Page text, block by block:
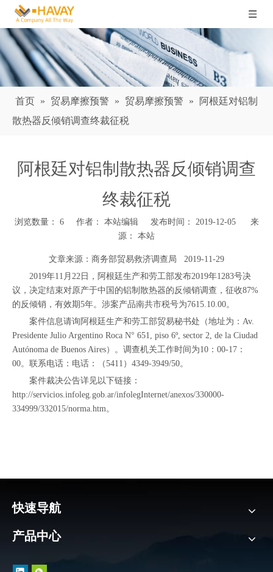
首页 » 贸易摩擦预警 » 贸易摩擦预警 »
阿根廷对铝制
散热器反倾销调查终裁征税
阿根廷对铝制散热器反倾销调查
终裁征税
浏览数量： 6作者： 本站编辑 发布时间： 2019-12-05 来
源： 本站
["wechat","weibo","qzone","douban","email"]
文章来源： 商务部贸易救济调查局 2019-11-29
2019年11月22日，阿根廷生产和劳工部发布2019年1283号决
议，决定结束对原产于中国的铝制散热器的反倾销调查，征收87%
的反倾销，有效期5年。涉案产品南共市税号为7615.10.00。
案件信息请询阿根廷生产和劳工部贸易秘书处（地址为：Av.
Presidente Julio Argentino Roca N° 651, piso 6º, sector 2, de la Ciudad
Autónoma de Buenos Aires）。调查机关工作时间为10：00-17：
00。联系电话：电话：（5411）4349-3949/50。
案件裁决公告详见以下链接：
http://servicios.infoleg.gob.ar/infolegInternet/anexos/330000-
334999/332015/norma.htm。
快速导航
产品中心